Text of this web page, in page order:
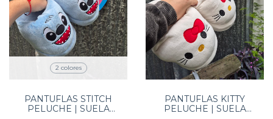
2 colores
PANTUFLAS STITCH
PELUCHE | SUELA
PANTUFLAS KITTY
PELUCHE | SUELA